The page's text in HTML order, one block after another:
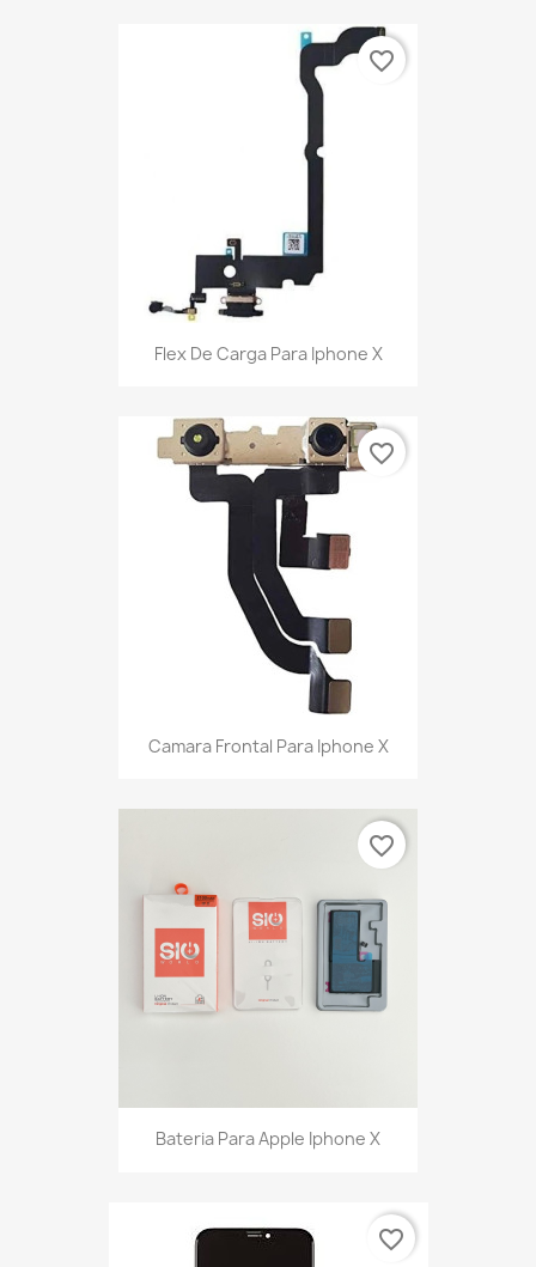
Flex De Carga Para Iphone X
favorite_border
Camara Frontal Para Iphone X
favorite_border
Bateria Para Apple Iphone X
favorite_border
favorite_border